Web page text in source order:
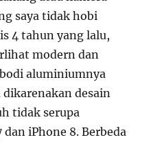
saya tidak hobi
4 tahun yang lalu,
modern dan
aluminiumnya
desain
tidak serupa
iPhone 8. Berbeda